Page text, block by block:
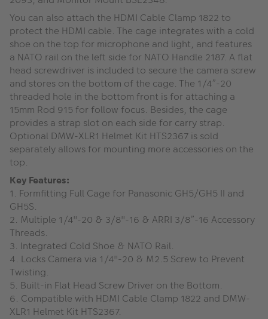
You can also attach the HDMI Cable Clamp 1822 to
protect the HDMI cable. The cage integrates with a cold
shoe on the top for microphone and light, and features
a NATO rail on the left side for NATO Handle 2187. A flat
head screwdriver is included to secure the camera screw
and stores on the bottom of the cage. The 1/4”-20
threaded hole in the bottom front is for attaching a
15mm Rod 915 for follow focus. Besides, the cage
provides a strap slot on each side for carry strap.
Optional DMW-XLR1 Helmet Kit HTS2367 is sold
separately allows for mounting more accessories on the
top.
Key Features:
1. Formfitting Full Cage for Panasonic GH5/GH5 II and
GH5S.
2. Multiple 1/4"-20 & 3/8"-16 & ARRI 3/8”-16 Accessory
Threads.
3. Integrated Cold Shoe & NATO Rail.
4. Locks Camera via 1/4"-20 & M2.5 Screw to Prevent
Twisting.
5. Built-in Flat Head Screw Driver on the Bottom.
6. Compatible with HDMI Cable Clamp 1822 and DMW-
XLR1 Helmet Kit HTS2367.